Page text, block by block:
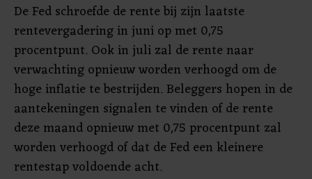
De Fed schroefde de rente bij zijn laatste
rentevergadering in juni op met 0,75
procentpunt. Ook in juli zal de rente naar
verwachting opnieuw worden verhoogd om de
hoge inflatie te bestrijden. Beleggers hopen in de
aantekeningen signalen te vinden of de rente
deze maand opnieuw met 0,75 procentpunt zal
worden verhoogd of dat de Fed een kleinere
rentestap voldoende acht.